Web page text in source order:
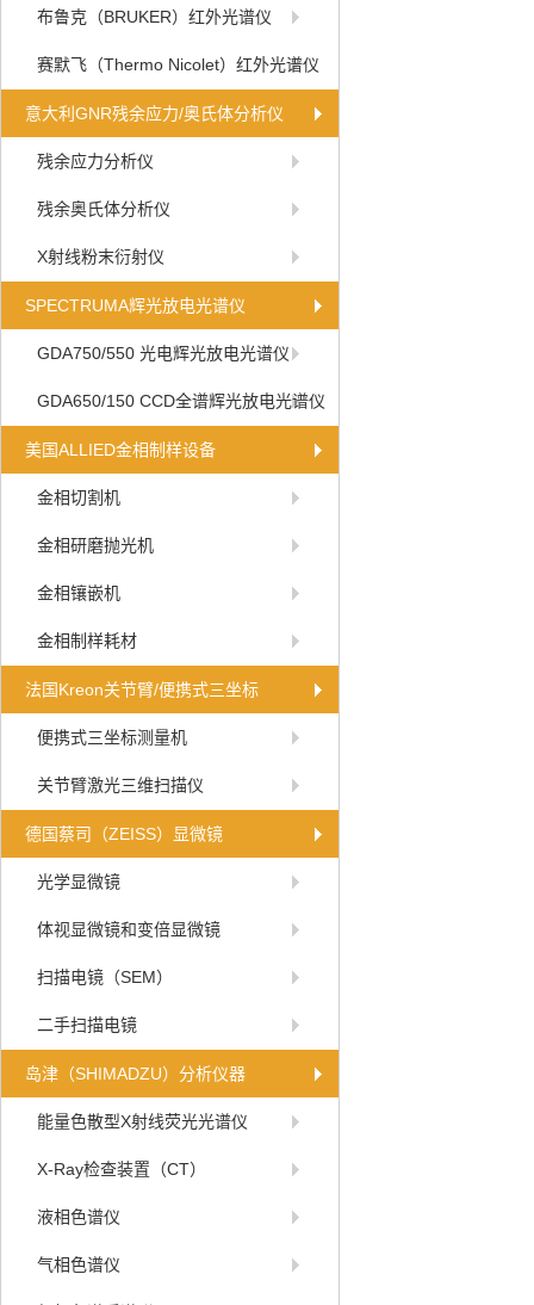
布鲁克（BRUKER）红外光谱仪
赛默飞（Thermo Nicolet）红外光谱仪
意大利GNR残余应力/奥氏体分析仪
残余应力分析仪
残余奥氏体分析仪
X射线粉末衍射仪
SPECTRUMA辉光放电光谱仪
GDA750/550 光电辉光放电光谱仪
GDA650/150 CCD全谱辉光放电光谱仪
美国ALLIED金相制样设备
金相切割机
金相研磨抛光机
金相镶嵌机
金相制样耗材
法国Kreon关节臂/便携式三坐标
便携式三坐标测量机
关节臂激光三维扫描仪
德国蔡司（ZEISS）显微镜
光学显微镜
体视显微镜和变倍显微镜
扫描电镜（SEM）
二手扫描电镜
岛津（SHIMADZU）分析仪器
能量色散型X射线荧光光谱仪
X-Ray检查装置（CT）
液相色谱仪
气相色谱仪